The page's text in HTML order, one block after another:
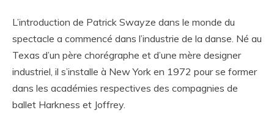
L’introduction de Patrick Swayze dans le monde du
spectacle a commencé dans l’industrie de la danse. Né au
Texas d’un père chorégraphe et d’une mère designer
industriel, il s’installe à New York en 1972 pour se former
dans les académies respectives des compagnies de
ballet Harkness et Joffrey.